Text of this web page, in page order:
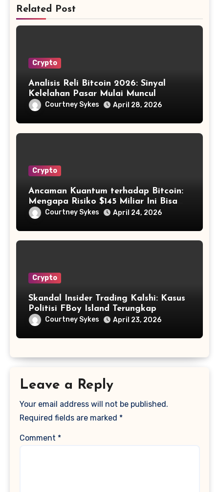
Related Post
Crypto
Analisis Reli Bitcoin 2026: Sinyal
Kelelahan Pasar Mulai Muncul
Courtney Sykes April 28, 2026
Crypto
Ancaman Kuantum terhadap Bitcoin:
Mengapa Risiko $145 Miliar Ini Bisa
Dikelola?
Courtney Sykes April 24, 2026
Crypto
Skandal Insider Trading Kalshi: Kasus
Politisi FBoy Island Terungkap
Courtney Sykes April 23, 2026
Leave a Reply
Your email address will not be published.
Required fields are marked *
Comment *